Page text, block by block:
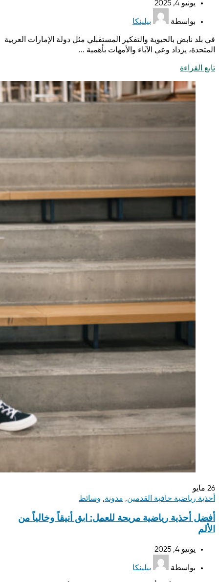
يونيو 4, 2025
بواسطة بيلينكا
في بلد نابض بالحيوية والتفكير المستقبلي مثل دولة الإمارات العربية
المتحدة، يزداد وعي الآباء والأمهات بأهمية ...
تابع القراءة
26 مايو
أحذية رياضية حافية القدمين, مدونة, وسائط
أفضل أحذية رياضية مريحة للعمل: ابق أنيقاً وخالياً من
الألم
يونيو 4, 2025
بواسطة بيلينكا